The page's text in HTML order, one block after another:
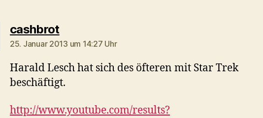
cashbrotsagt:
25. Januar 2013 um 14:27 Uhr
Harald Lesch hat sich des öfteren mit Star Trek
beschäftigt.
http://www.youtube.com/results?